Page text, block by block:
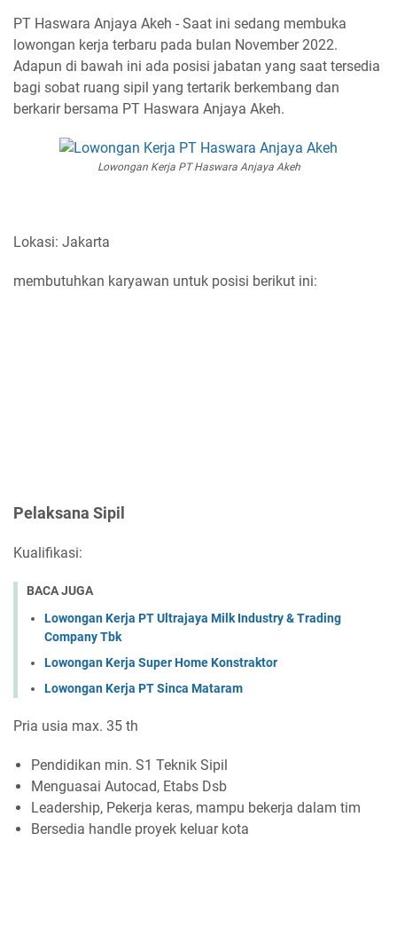
PT Haswara Anjaya Akeh - Saat ini sedang membuka
lowongan kerja terbaru pada bulan November 2022.
Adapun di bawah ini ada posisi jabatan yang saat tersedia
bagi sobat ruang sipil yang tertarik berkembang dan
berkarir bersama PT Haswara Anjaya Akeh.
Lowongan Kerja PT Haswara Anjaya Akeh
Lokasi: Jakarta
membutuhkan karyawan untuk posisi berikut ini:
Pelaksana Sipil
Kualifikasi:
BACA JUGA
Lowongan Kerja PT Ultrajaya Milk Industry & Trading
Company Tbk
Lowongan Kerja Super Home Konstraktor
Lowongan Kerja PT Sinca Mataram
Pria usia max. 35 th
Pendidikan min. S1 Teknik Sipil
Menguasai Autocad, Etabs Dsb
Leadership, Pekerja keras, mampu bekerja dalam tim
Bersedia handle proyek keluar kota